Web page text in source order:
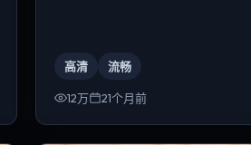
高清 流畅
12万 21个月前